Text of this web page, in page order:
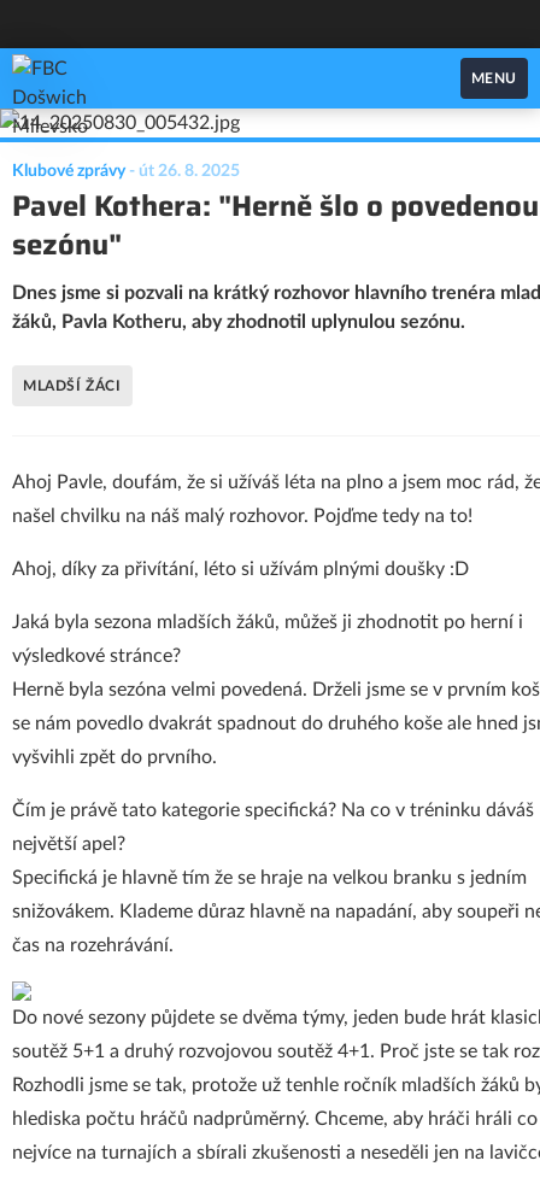
FBC Došwich Milevsko
MENU
Klubové zprávy - út 26. 8. 2025
Pavel Kothera: "Herně šlo o povedenou
sezónu"
Dnes jsme si pozvali na krátký rozhovor hlavního trenéra
žáků, Pavla Kotheru, aby zhodnotil uplynulou sezónu.
MLADŠÍ ŽÁCI
Ahoj Pavle, doufám, že si užíváš léta na plno a jsem moc rád,
našel chvilku na náš malý rozhovor. Pojďme tedy na to!
Ahoj, díky za přivítání, léto si užívám plnými doušky :D
Jaká byla sezona mladších žáků, můžeš ji zhodnotit po herní i
výsledkové stránce?
Herně byla sezóna velmi povedená. Drželi jsme se v prvním
se nám povedlo dvakrát spadnout do druhého koše ale hned
vyšvihli zpět do prvního.
Čím je právě tato kategorie specifická? Na co v tréninku dáváš
největší apel?
Specifická je hlavně tím že se hraje na velkou branku s jedním
snižovákem. Klademe důraz hlavně na napadání, aby soupeři
čas na rozehrávání.
Do nové sezony půjdete se dvěma týmy, jeden bude hrát
soutěž 5+1 a druhý rozvojovou soutěž 4+1. Proč jste se tak
Rozhodli jsme se tak, protože už tenhle ročník mladších žáků
hlediska počtu hráčů nadprůměrný. Chceme, aby hráči hráli co
nejvíce na turnajích a sbírali zkušenosti a neseděli jen na